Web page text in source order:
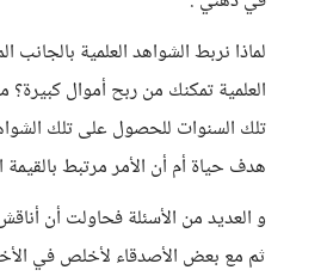
لماذا نربط الشواهد العلمية
العلمية تمكنك من ربح أموال
تلك السنوات للحصول على تلك
هدف حياة أم أن الأمر مرتبط بالقيمة
و العديد من الأسئلة فحاولت أن
ثم مع بعض الأصدقاء لأخلص في